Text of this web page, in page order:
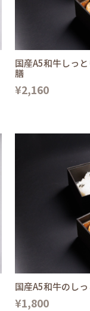
国産A5和牛しっ
膳
¥2,160
国産A5和牛のし
¥1,800